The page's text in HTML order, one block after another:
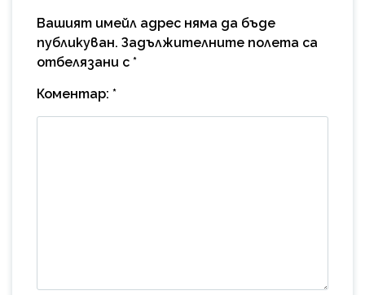
Вашият имейл адрес няма да бъде
публикуван. Задължителните полета са
отбелязани с *
Коментар: *